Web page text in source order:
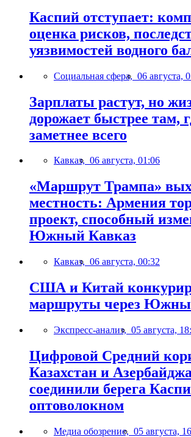
Каспий отступает:
оценка рисков,
уязвимостей водного
Социальная сфера, 06 августа,
Зарплаты растут, но
дорожает быстрее там,
заметнее всего
Кавказ, 06 августа, 01:06
«Маршрут Трампа»
местность: Армения
проект, способный
Южный Кавказ
Кавказ, 06 августа, 00:32
США и Китай
маршруты через
Экспресс-анализ, 05 августа,
Цифровой Средний
Казахстан и
соединили берега
оптоволокном
Медиа обозрение, 05 августа,